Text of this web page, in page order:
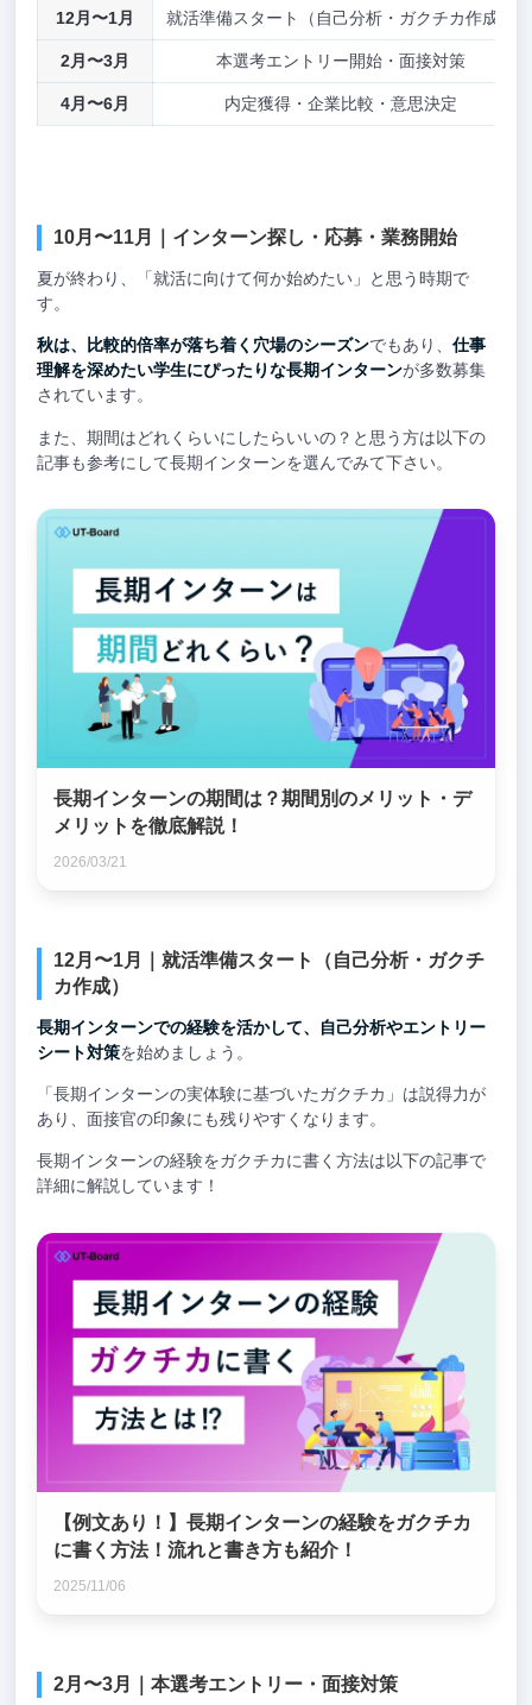
12月〜1月 就活準備スタート（自己分析・ガクチカ作成）
2月〜3月 本選考エントリー開始・面接対策
4月〜6月 内定獲得・企業比較・意思決定
10月〜11月｜インターン探し・応募・業務開始
夏が終わり、「就活に向けて何か始めたい」と思う時期で
す。
秋は、比較的倍率が落ち着く穴場のシーズンでもあり、 仕事
理解を深めたい学生にぴったりな長期インターンが多数募集
されています。
また、期間はどれくらいにしたらいいの？と思う方は以下の
記事も参考にして長期インターンを選んでみて下さい。
長期インターンの期間は？期間別のメリット・デ
メリットを徹底解説！
2026/03/21
12月〜1月｜就活準備スタート（自己分析・ガクチ
カ作成）
長期インターンでの経験を活かして、自己分析やエントリー
シート対策を始めましょう。
「長期インターンの実体験に基づいたガクチカ」は説得力が
あり、面接官の印象にも残りやすくなります。
長期インターンの経験をガクチカに書く方法は以下の記事で
詳細に解説しています！
【例文あり！】長期インターンの経験をガクチカ
に書く方法！流れと書き方も紹介！
2025/11/06
2月〜3月｜本選考エントリー・面接対策